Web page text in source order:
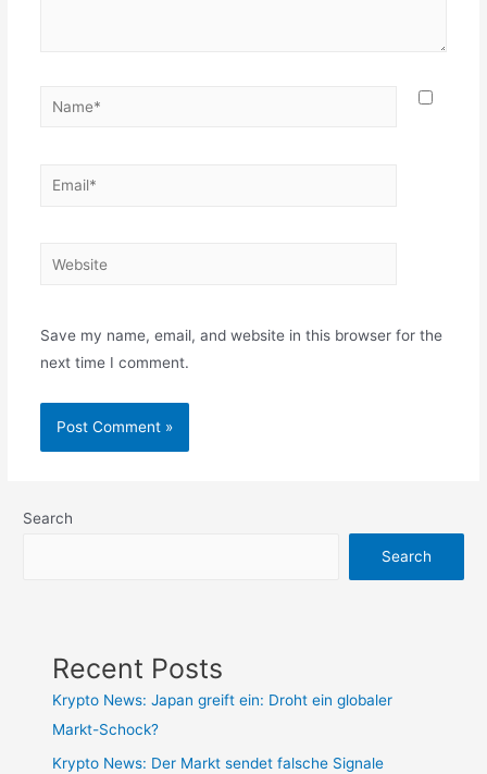
Name*
Email*
Website
Save my name, email, and website in this browser for the
next time I comment.
Search
Search
Recent Posts
Krypto News: Japan greift ein: Droht ein globaler
Markt-Schock?
Krypto News: Der Markt sendet falsche Signale